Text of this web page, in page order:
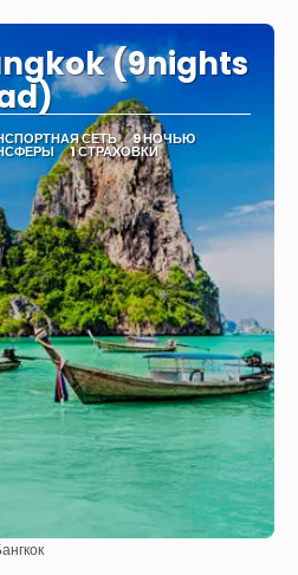
(9nights
СЕТЬ 9 НОЧЬЮ
1 СТРАХОВКИ
Видеть